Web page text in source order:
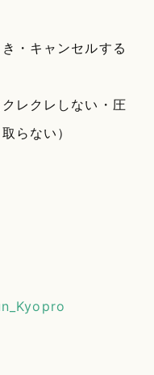
・キャンセルする
レクレしない・圧
らない）